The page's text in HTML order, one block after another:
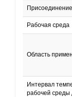
Присоединение
Рабочая среда
Область
Интервал
рабочей среды